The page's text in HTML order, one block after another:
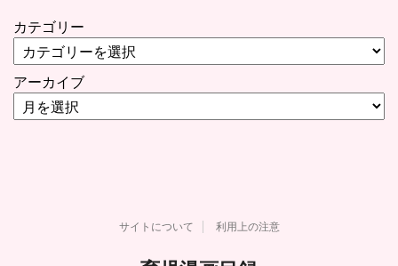
カテゴリー
アーカイブ
サイトについて 利用上の注意